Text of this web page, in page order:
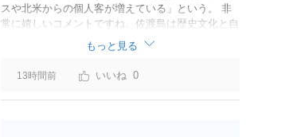
スや北米からの個人客が増えている」という。 非
常に嬉しいコメントですね。佐渡島は歴史文化と自
然が相まっての土地となっているので、個人的には
環境意識の低い人は来ないでほしいです。「金がと
れるんじゃないか」と勝手に穴掘ったりしそうな国
の人は来ないでほしいですね。
もっと見る
13時間前 0